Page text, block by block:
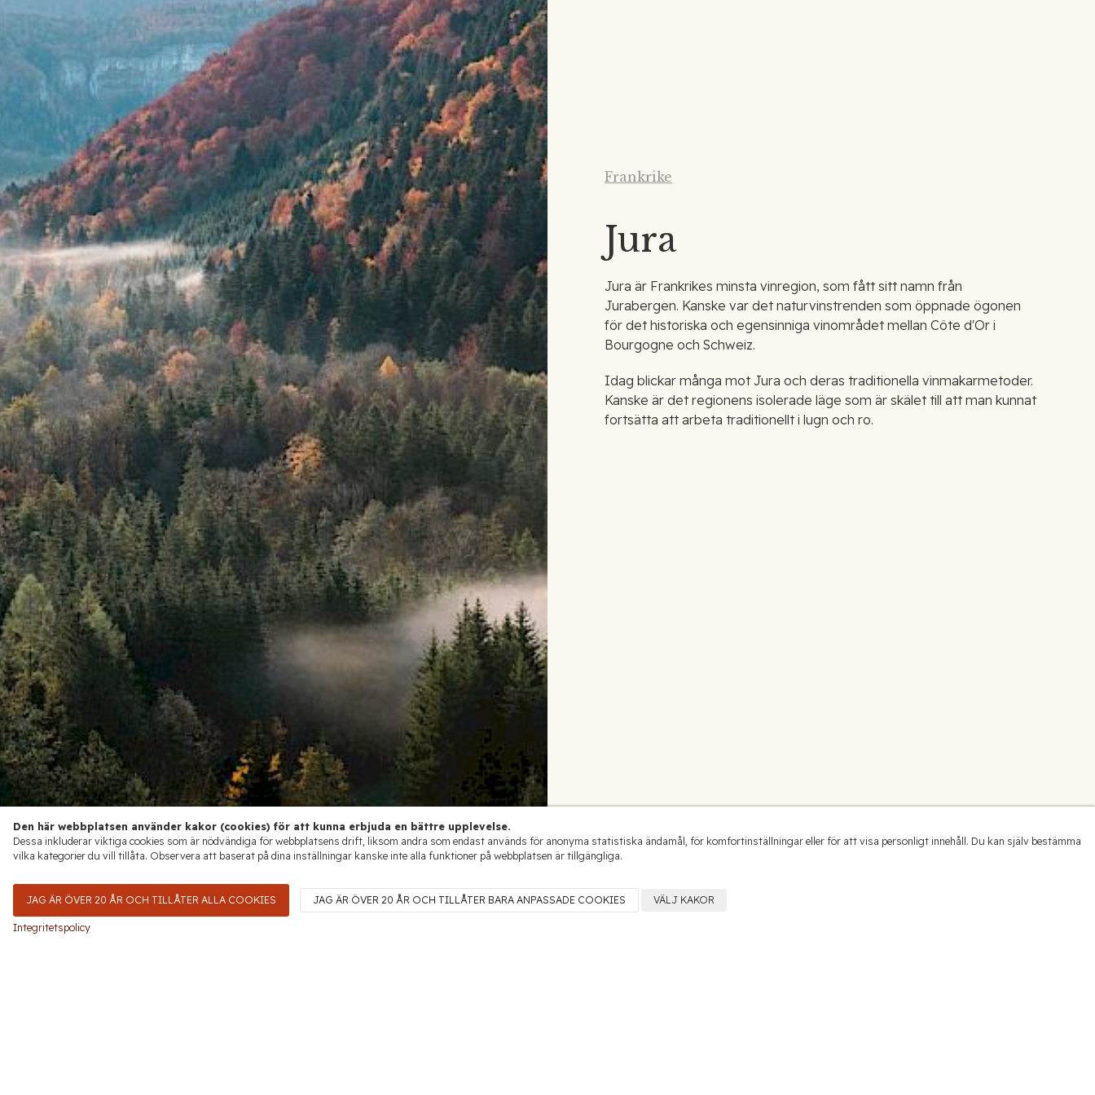
Frankrike
Jura
Jura är Frankrikes minsta vinregion, som fått sitt namn från
Jurabergen. Kanske var det naturvinstrenden som öppnade ögonen
för det historiska och egensinniga vinområdet mellan Côte d'Or i
Bourgogne och Schweiz.
Idag blickar många mot Jura och deras traditionella vinmakarmetoder.
Kanske är det regionens isolerade läge som är skälet till att man kunnat
fortsätta att arbeta traditionellt i lugn och ro.
Den här webbplatsen använder kakor (cookies) för att kunna erbjuda en bättre upplevelse.
Dessa inkluderar viktiga cookies som är nödvändiga för webbplatsens drift, liksom andra som endast används för anonyma statistiska ändamål, för komfortinställningar eller för att visa personligt innehåll. Du kan själv bestämma
vilka kategorier du vill tillåta. Observera att baserat på dina inställningar kanske inte alla funktioner på webbplatsen är tillgängliga.
JAG ÄR ÖVER 20 ÅR OCH TILLÅTER ALLA COOKIES JAG ÄR ÖVER 20 ÅR OCH TILLÅTER BARA ANPASSADE COOKIES VÄLJ KAKOR
Integritetspolicy